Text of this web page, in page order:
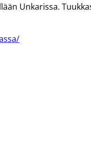
Unkarissa.